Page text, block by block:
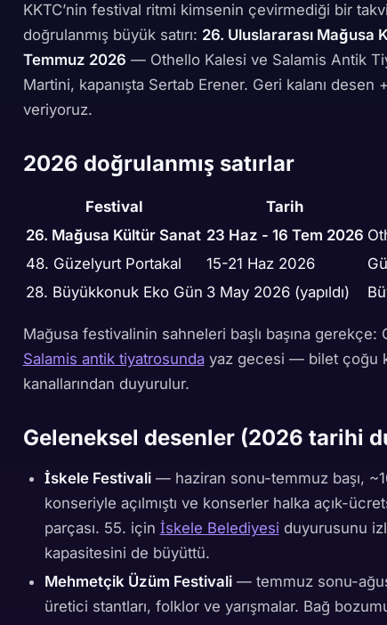
KKTC’nin festival ritmi kimsenin çevirmediği bir
doğrulanmış büyük satırı: 26. Uluslararası Mağusa
Temmuz 2026 — Othello Kalesi ve Salamis Antik
Martini, kapanışta Sertab Erener. Geri kalanı desen
veriyoruz.
2026 doğrulanmış satırlar
Festival Tarih
26. Mağusa Kültür Sanat 23 Haz - 16 Tem 2026
48. Güzelyurt Portakal
15-21 Haz 2026
28. Büyükkonuk Eko Gün 3 May 2026 (yapıldı)
Mağusa festivalinin sahneleri başlı başına
Salamis antik tiyatrosundayaz gecesi — bilet çoğu
kanallarından duyurulur.
Geleneksel desenler (2026 tarihi
İskele Festivali— haziran sonu-temmuz başı,
konseriyle açılmıştı ve konserler halka açık-
parçası. 55. için İskele Belediyesi duyurusunu
kapasitesini de büyüttü.
Mehmetçik Üzüm Festivali— temmuz sonu-
üretici stantları, folklor ve yarışmalar. Bağ